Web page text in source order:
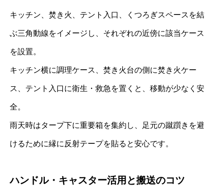
キッチン、焚き火、テント入口、くつろぎスペースを結
ぶ三角動線をイメージし、それぞれの近傍に該当ケース
を設置。
キッチン横に調理ケース、焚き火台の側に焚き火ケー
ス、テント入口に衛生・救急を置くと、移動が少なく安
全。
雨天時はタープ下に重要箱を集約し、足元の蹴躓きを避
けるために縁に反射テープを貼ると安心です。
ハンドル・キャスター活用と搬送のコツ